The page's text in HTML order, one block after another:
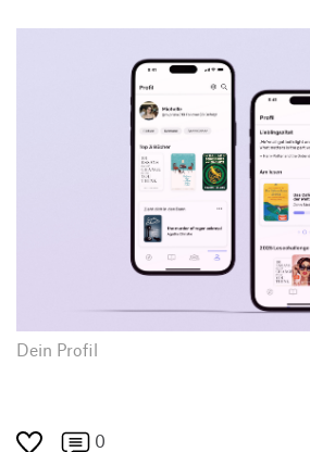
Dein Profil
0